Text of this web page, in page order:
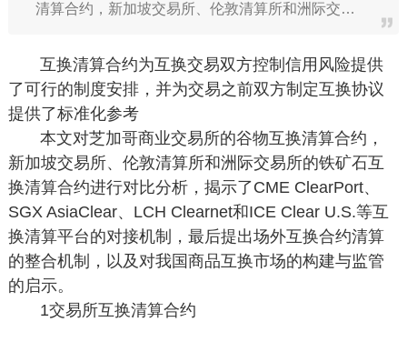
清算合约，新加坡交易所、伦敦清算所和洲际交…
互换清算合约为互换交易双方控制信用风险提供
了可行的制度安排，并为交易之前双方制定互换协议
提供了标准化参考
本文对芝加哥商业交易所的谷物互换清算合约，
新加坡交易所、伦敦清算所和洲际交易所的铁矿石互
换清算合约进行对比分析，揭示了CME ClearPort、
SGX AsiaClear、LCH Clearnet和ICE Clear U.S.等互
换清算平台的对接机制，最后提出场外互换合约清算
的整合机制，以及对我国商品互换市场的构建与监管
的启示。
1交易所互换清算合约